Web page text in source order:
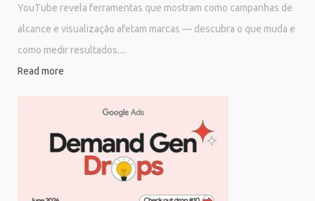
YouTube revela ferramentas que mostram como campanhas de
alcance e visualização afetam marcas — descubra o que muda e
como medir resultados....
Read more